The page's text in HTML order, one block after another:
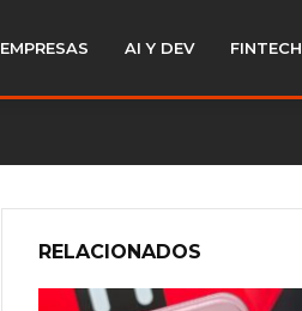
EMPRESAS AI Y DEV FINTECH
RELACIONADOS